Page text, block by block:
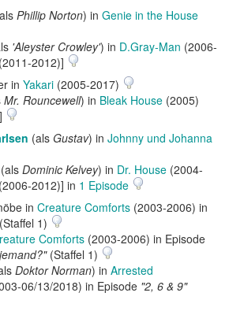
Phillip Norton) in Genie in the House
'Aleyster Crowley') in D.Gray-Man (2006-
2012)]
in Yakari (2005-2017)
Mr. Rouncewell) in Bleak House (2005)
(als Gustav) in Johnny und Johanna
(als Dominic Kelvey) in Dr. House (2004-
2012)] in 1 Episode
in Creature Comforts (2003-2006) in
1)
Comforts (2003-2006) in Episode
(Staffel 1)
Doktor Norman) in Arrested
06/13/2018) in Episode "2, 6 & 9"